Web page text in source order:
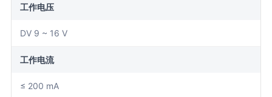
工作电压
DV 9 ~ 16 V
工作电流
≤ 200 mA